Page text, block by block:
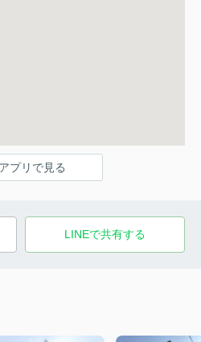
プリで見る
LINEで共有する